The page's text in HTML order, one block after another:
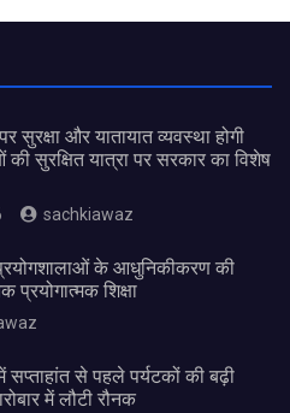
पर सुरक्षा और यातायात व्यवस्था होगी
सुरक्षित यात्रा पर सरकार का विशेष
sachkiawaz
के आधुनिकीकरण की
प्रयोगात्मक शिक्षा
से पहले पर्यटकों की बढ़ी
में लौटी रौनक